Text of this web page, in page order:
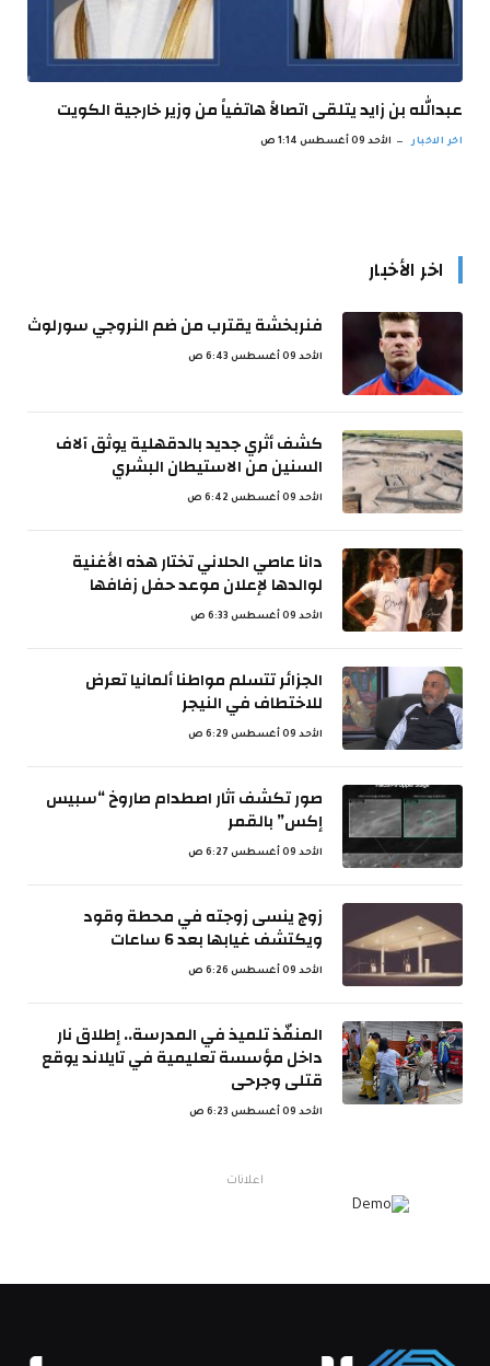
عبدالله بن زايد يتلقى اتصالاً هاتفياً من وزير خارجية الكويت
اخر الاخبار الأحد 09 أغسطس 1:14 ص
اخر الأخبار
فنربخشة يقترب من ضم النروجي سورلوث
الأحد 09 أغسطس 6:43 ص
كشف أثري جديد بالدقهلية يوثق آلاف
السنين من الاستيطان البشري
الأحد 09 أغسطس 6:42 ص
دانا عاصي الحلاني تختار هذه الأغنية
لوالدها لإعلان موعد حفل زفافها
الأحد 09 أغسطس 6:33 ص
الجزائر تتسلم مواطنا ألمانيا تعرض
للاختطاف في النيجر
الأحد 09 أغسطس 6:29 ص
صور تكشف آثار اصطدام صاروخ “سبيس
إكس” بالقمر
الأحد 09 أغسطس 6:27 ص
زوج ينسى زوجته في محطة وقود
ويكتشف غيابها بعد 6 ساعات
الأحد 09 أغسطس 6:26 ص
المنفّذ تلميذ في المدرسة.. إطلاق نار
داخل مؤسسة تعليمية في تايلاند يوقع
قتلى وجرحى
الأحد 09 أغسطس 6:23 ص
اعلانات